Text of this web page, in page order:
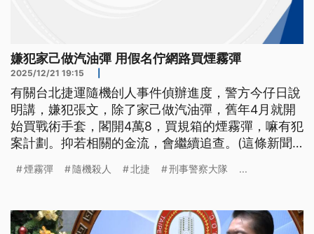
嫌犯家己做汽油彈 用假名佇網路買煙霧彈
2025/12/21 19:15
有關台北捷運隨機刣人事件偵辦進度，警方今仔日說
明講，嫌犯張文，除了家己做汽油彈，舊年4月就開
始買戰術手套，閣開4萬8，買規箱的煙霧彈，嘛有犯
案計劃。抑若相關的金流，會繼續追查。(這條新聞
煙霧彈 隨機殺人 北捷 刑事警察大隊 ...